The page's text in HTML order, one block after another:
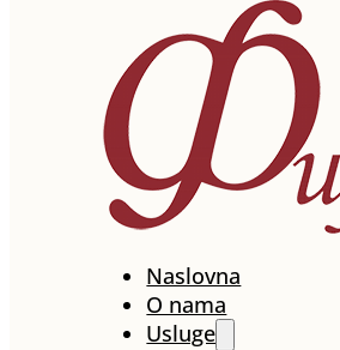
Naslovna
O nama
Usluge